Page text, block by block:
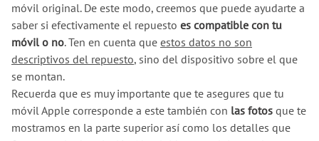
móvil original. De este modo, creemos que puede ayudarte a
saber si efectivamente el repuesto es compatible con tu
móvil o no. Ten en cuenta que estos datos no son
descriptivos del repuesto, sino del dispositivo sobre el que
se montan.
Recuerda que es muy importante que te asegures que tu
móvil Apple corresponde a este también con las fotos que te
mostramos en la parte superior así como los detalles que